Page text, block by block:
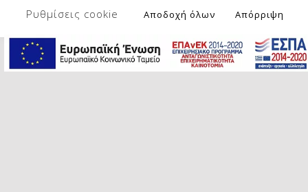
Δεκέμβριος:
Γόπες, τσιπούρες,
μπαρμπούνια, βραστόψαρα,
γλώσσες, καλαμάρια,
Ρυθμίσεις cookie
Αποδοχή όλων Απόρριψη